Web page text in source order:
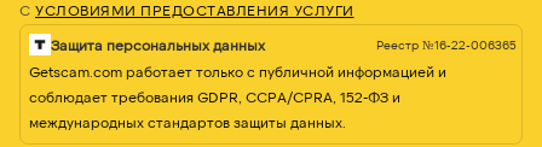
С УСЛОВИЯМИ ПРЕДОСТАВЛЕНИЯ УСЛУГИ
Защита персональных данных Реестр №16-22-006365
Getscam.com работает только с публичной информацией и
соблюдает требования GDPR, CCPA/CPRA, 152-ФЗ и
международных стандартов защиты данных.